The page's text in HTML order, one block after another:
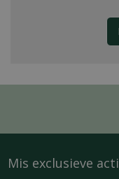
Mis exclusieve